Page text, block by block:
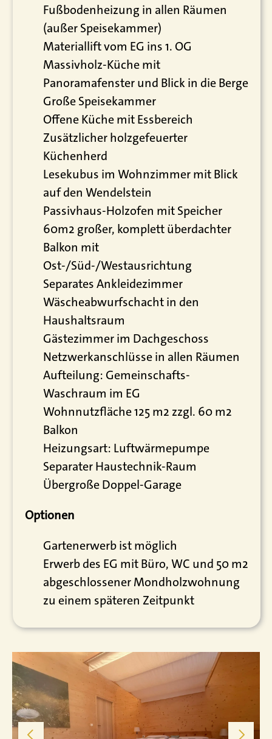
Fußbodenheizung in allen Räumen
(außer Speisekammer)
Materiallift vom EG ins 1. OG
Massivholz-Küche mit
Panoramafenster und Blick in die Berge
Große Speisekammer
Offene Küche mit Essbereich
Zusätzlicher holzgefeuerter
Küchenherd
Lesekubus im Wohnzimmer mit Blick
auf den Wendelstein
Passivhaus-Holzofen mit Speicher
60m2 großer, komplett überdachter
Balkon mit
Ost-/Süd-/Westausrichtung
Separates Ankleidezimmer
Wäscheabwurfschacht in den
Haushaltsraum
Gästezimmer im Dachgeschoss
Netzwerkanschlüsse in allen Räumen
Aufteilung: Gemeinschafts-
Waschraum im EG
Wohnnutzfläche 125 m2 zzgl. 60 m2
Balkon
Heizungsart: Luftwärmepumpe
Separater Haustechnik-Raum
Übergroße Doppel-Garage
Optionen
Gartenerwerb ist möglich
Erwerb des EG mit Büro, WC und 50 m2
abgeschlossener Mondholzwohnung
zu einem späteren Zeitpunkt